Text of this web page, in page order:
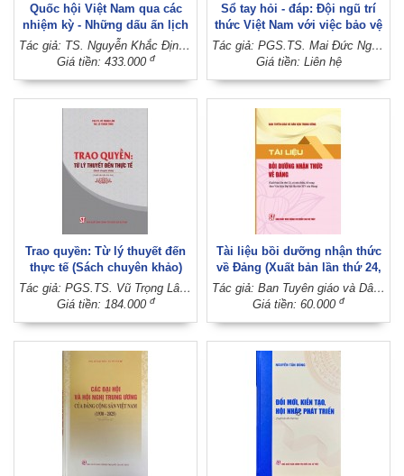
Quốc hội Việt Nam qua các
nhiệm kỳ - Những dấu ấn lịch
sử (Xuất bản lần thứ hai, có
chỉnh sửa, bổ sung)
Tác giả: TS. Nguyễn Khắc Định - PGS.TS. Vũ Trọng Lâm (Đồng chủ biên)
Giá tiền: 433.000 đ
Sổ tay hỏi - đáp: Đội ngũ trí
thức Việt Nam với việc bảo vệ
nền tảng tư tưởng của Đảng,
đấu tranh phản bác các quan
hành nội bộ)
Tác giả: PGS.TS. Mai Đức Ngọc (Chủ biên)
Giá tiền: Liên hệ
Trao quyền: Từ lý thuyết đến
thực tế (Sách chuyên khảo)
(Xuất bản lần thứ hai)
Tác giả: PGS.TS. Vũ Trọng Lâm - ThS. Lê Thanh Tùng
Giá tiền: 184.000 đ
Tài liệu bồi dưỡng nhận thức
về Đảng (Xuất bản lần thứ 24,
có sửa chữa, bổ sung theo
Văn kiện Đại hội lần thứ XIV
Tác giả: Ban Tuyên giáo và Dân vận Trung ương
Giá tiền: 60.000 đ